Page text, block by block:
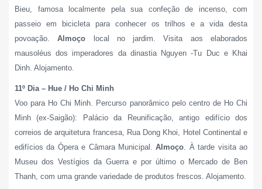
Bieu, famosa localmente pela sua confeção de incenso, com
passeio em bicicleta para conhecer os trilhos e a vida desta
povoação.Almoço local no jardim. Visita aos elaborados
mausoléus dos imperadores da dinastia Nguyen -Tu Duc e Khai
Dinh. Alojamento.
11º Dia – Hue / Ho Chi Minh
Voo para Ho Chi Minh. Percurso panorâmico pelo centro de Ho Chi
Minh (ex-Saigão): Palácio da Reunificação, antigo edifício dos
correios de arquitetura francesa, Rua Dong Khoi, Hotel Continental e
edifícios da Ópera e Câmara Municipal.Almoço . À tarde visita ao
Museu dos Vestígios da Guerra e por último o Mercado de Ben
Thanh, com uma grande variedade de produtos frescos. Alojamento.